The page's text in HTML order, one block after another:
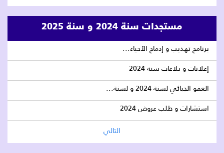
مستجدات سنة 2024 و سنة 2025
برنامج تهذيب و إدماج الأحياء...
إعلانات و بلاغات سنة 2024
العفو الجبائي لسنة 2024 و لسنة...
استشارات و طلب عروض 2024
التالي